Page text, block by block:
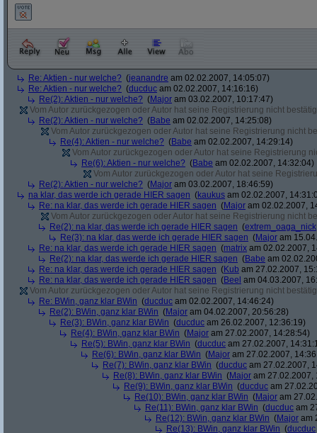
Re: Aktien - nur welche? (jeanandre am 02.02.2007, 14:05:07)
Re: Aktien - nur welche? (ducduc am 02.02.2007, 14:16:16)
Re(2): Aktien - nur welche? (Major am 03.02.2007, 10:17:47)
Vom Autor zurückgezogen oder Autor hat seine Registrierung nicht
Re(2): Aktien - nur welche? (Babe am 02.02.2007, 14:25:08)
Vom Autor zurückgezogen oder Autor hat seine Registrierung nicht
Re(4): Aktien - nur welche? (Babe am 02.02.2007, 14:29:14)
Vom Autor zurückgezogen oder Autor hat seine Registrierung
Re(6): Aktien - nur welche? (Babe am 02.02.2007, 14:32:04)
Vom Autor zurückgezogen oder Autor hat seine
Re(2): Aktien - nur welche? (Major am 03.02.2007, 18:46:59)
na klar, das werde ich gerade HIER sagen (kaukus am 02.02.2007,
Re: na klar, das werde ich gerade HIER sagen (Major am 02.02.2007,
Vom Autor zurückgezogen oder Autor hat seine Registrierung nicht
Re(2): na klar, das werde ich gerade HIER sagen (extrem_oaga_nick
Re(3): na klar, das werde ich gerade HIER sagen (Major am
Re: na klar, das werde ich gerade HIER sagen (matrix am 02.02.2007,
Re(2): na klar, das werde ich gerade HIER sagen (Babe am
Re: na klar, das werde ich gerade HIER sagen (Kub am 27.02.2007,
Re: na klar, das werde ich gerade HIER sagen (Beel am 04.03.2007,
Vom Autor zurückgezogen oder Autor hat seine Registrierung nicht
Re: BWin, ganz klar BWin (ducduc am 02.02.2007, 14:46:24)
Re(2): BWin, ganz klar BWin (Major am 04.02.2007, 20:56:28)
Re(3): BWin, ganz klar BWin (ducduc am 26.02.2007, 12:36:19)
Re(4): BWin, ganz klar BWin (Major am 27.02.2007, 14:28:54)
Re(5): BWin, ganz klar BWin (ducduc am 27.02.2007,
Re(6): BWin, ganz klar BWin (Major am 27.02.2007,
Re(7): BWin, ganz klar BWin (ducduc am 27.02.2007,
Re(8): BWin, ganz klar BWin (Major am 27.02.2007,
Re(9): BWin, ganz klar BWin (ducduc am
Re(10): BWin, ganz klar BWin (Major am
Re(11): BWin, ganz klar BWin (ducduc am
Re(12): BWin, ganz klar BWin (Major am
Re(13): BWin, ganz klar BWin (ducduc